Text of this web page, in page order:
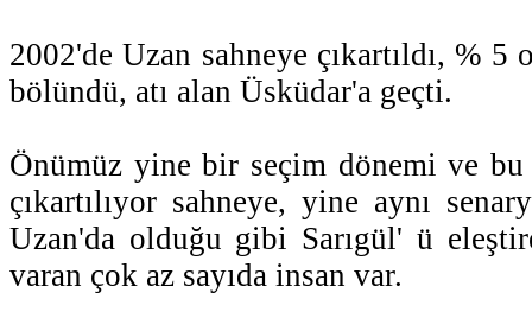
2002'de Uzan sahneye çıkartıldı, % 5
bölündü, atı alan Üsküdar'a geçti.
Önümüz yine bir seçim dönemi ve bu
çıkartılıyor sahneye, yine aynı
Uzan'da olduğu gibi Sarıgül' ü
varan çok az sayıda insan var.